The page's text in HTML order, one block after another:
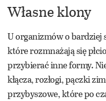
Własne klony
U organizmów o
które rozmnażają się
przybierać inne formy.
kłącza, rozłogi, pączki
przybyszowe, które po